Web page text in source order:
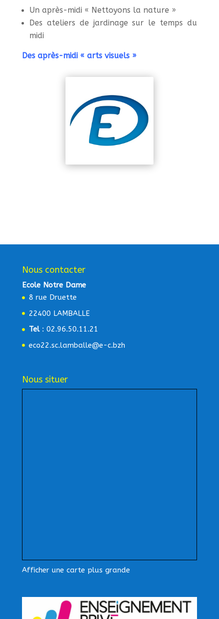
Un après-midi « Nettoyons la nature »
Des ateliers de jardinage sur le temps du
midi
Des après-midi « arts visuels »
Nous contacter
Ecole Notre Dame
8 rue Druette
22400 LAMBALLE
Tel: 02.96.50.11.21
eco22.sc.lamballe@e-c.bzh
Nous situer
Afficher une carte plus grande